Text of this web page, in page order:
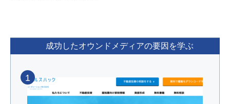
成功したオウンドメディアの要因を学ぶ
1